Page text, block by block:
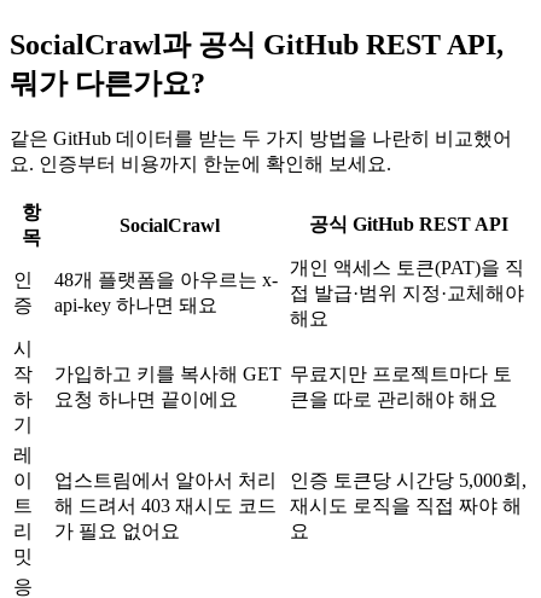
SocialCrawl과 공식 GitHub REST API,
뭐가 다른가요?
같은 GitHub 데이터를 받는 두 가지 방법을 나란히 비교했어
요. 인증부터 비용까지 한눈에 확인해 보세요.
항
목
SocialCrawl 공식 GitHub REST API
인
증
48개 플랫폼을 아우르는 x-
api-key 하나면 돼요
개인 액세스 토큰(PAT)을 직
접 발급·범위 지정·교체해야
해요
시
작
하
기
가입하고 키를 복사해 GET
요청 하나면 끝이에요
무료지만 프로젝트마다 토
큰을 따로 관리해야 해요
레
이
트
리
밋
업스트림에서 알아서 처리
해 드려서 403 재시도 코드
가 필요 없어요
인증 토큰당 시간당 5,000회,
재시도 로직을 직접 짜야 해
요
응